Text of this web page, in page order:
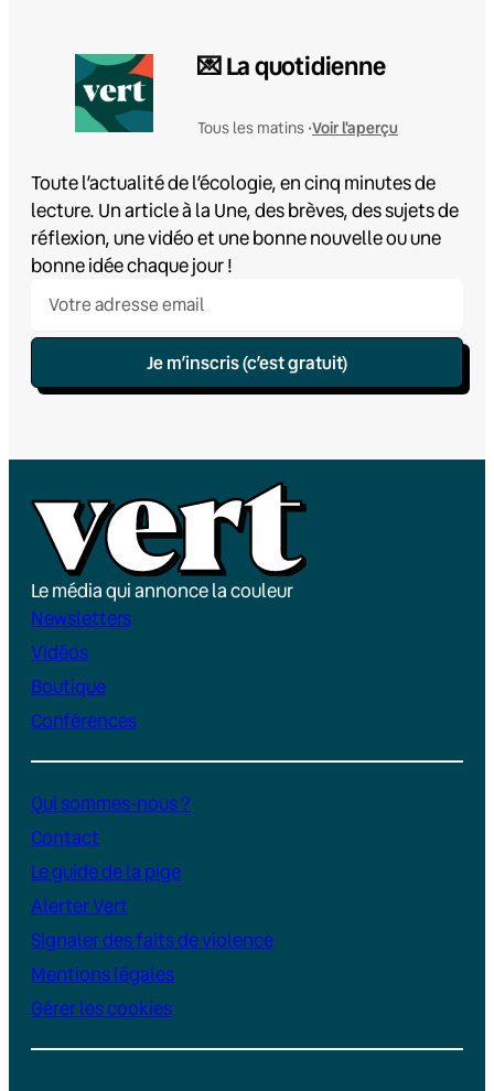
💌 La quotidienne
Tous les matins •Voir l'aperçu
Toute l’actualité de l’écologie, en cinq minutes de
lecture. Un article à la Une, des brèves, des sujets de
réflexion, une vidéo et une bonne nouvelle ou une
bonne idée chaque jour !
Je m’inscris (c’est gratuit)
Le média qui annonce la couleur
Newsletters
Vidéos
Boutique
Conférences
Qui sommes-nous ?
Contact
Le guide de la pige
Alerter Vert
Signaler des faits de violence
Mentions légales
Gérer les cookies